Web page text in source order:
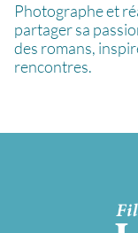
Photographe et
partager sa
des romans,
rencontres.